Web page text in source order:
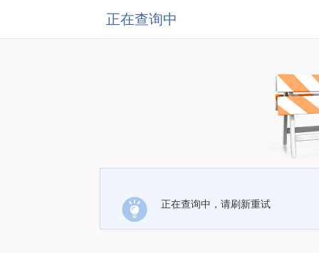
正在查询中
正在查询中，请刷新重试